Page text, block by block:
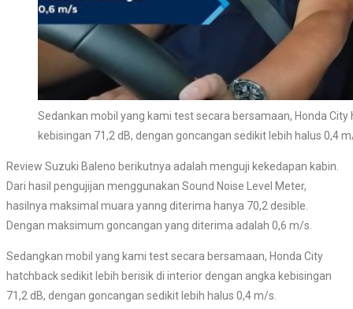
Sedankan mobil yang kami test secara bersamaan, Honda
kebisingan 71,2 dB, dengan goncangan sedikit lebih halus 0,4
Review Suzuki Baleno berikutnya adalah menguji kekedapan kabin.
Dari hasil pengujijan menggunakan Sound Noise Level Meter,
hasilnya maksimal muara yanng diterima hanya 70,2 desible.
Dengan maksimum goncangan yang diterima adalah 0,6 m/s.
Sedangkan mobil yang kami test secara bersamaan, Honda City
hatchback sedikit lebih berisik di interior dengan angka kebisingan
71,2 dB, dengan goncangan sedikit lebih halus 0,4 m/s.